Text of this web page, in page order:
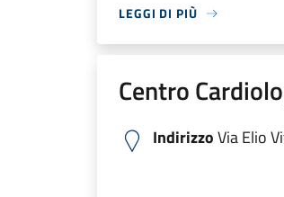
LEGGI DI PIÙ
Centro
IndirizzoVia Elio